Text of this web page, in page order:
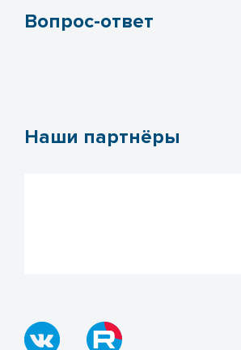
Вопрос-ответ
Наши партнёры